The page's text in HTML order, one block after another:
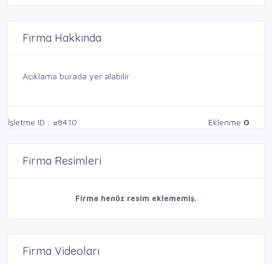
Firma Hakkında
Açıklama burada yer alabilir
İşletme ID : #8410 Eklenme 0
Firma Resimleri
Firma henüz resim eklememiş.
Firma Videoları